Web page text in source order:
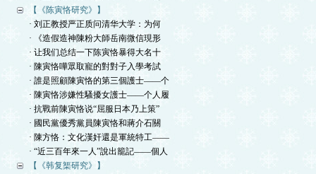
【《陈寅恪研究》】
· 刘正教授严正质问清华大学：为何
· 《造假造神陳粉大師岳南微信現形
· 让我们总结一下陈寅恪暴得大名十
· 陳寅恪嘩眾取寵的對對子入學考試
· 誰是照顧陳寅恪的第三個護士——个
· 陳寅恪涉嫌性騷擾女護士——个人履
· 抗戰前陳寅恪说“屈服日本乃上策”
· 國民黨優秀黨員陳寅恪和蔣介石關
· 陳方恪：文化漢奸還是軍統特工——
· “近三百年來一人”說出籠記——個人
【《韩复榘研究》】